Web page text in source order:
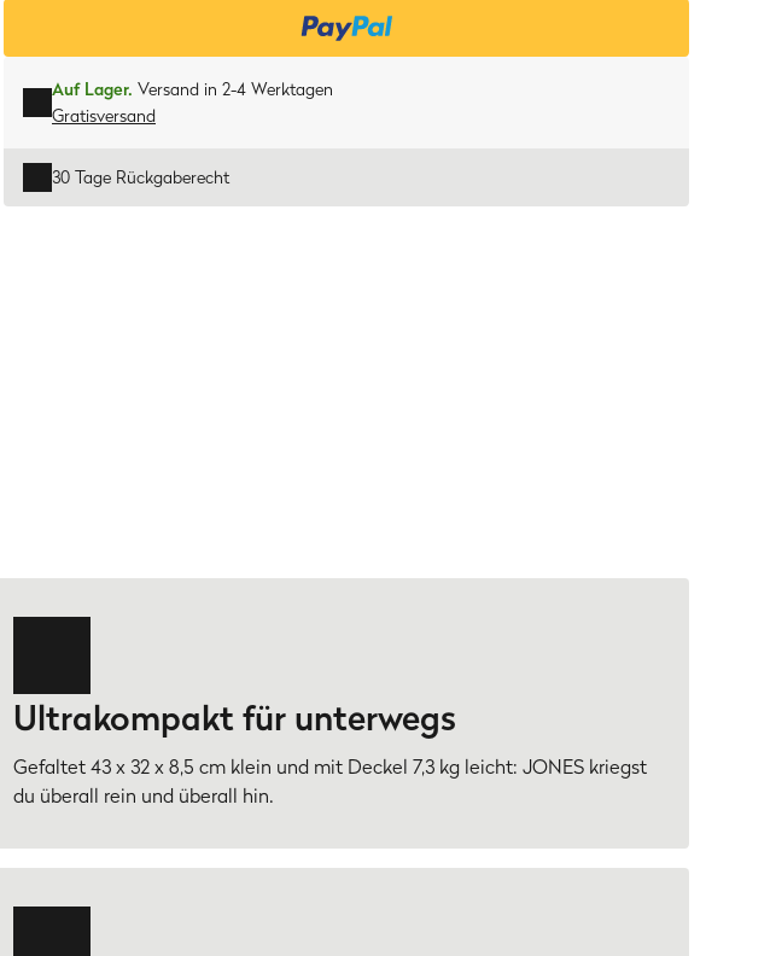
Auf Lager. Versand in 2-4 Werktagen
Gratisversand
30 Tage Rückgaberecht
Ultrakompakt für unterwegs
Gefaltet 43 x 32 x 8,5 cm klein und mit Deckel 7,3 kg leicht: JONES kriegst
du überall rein und überall hin.